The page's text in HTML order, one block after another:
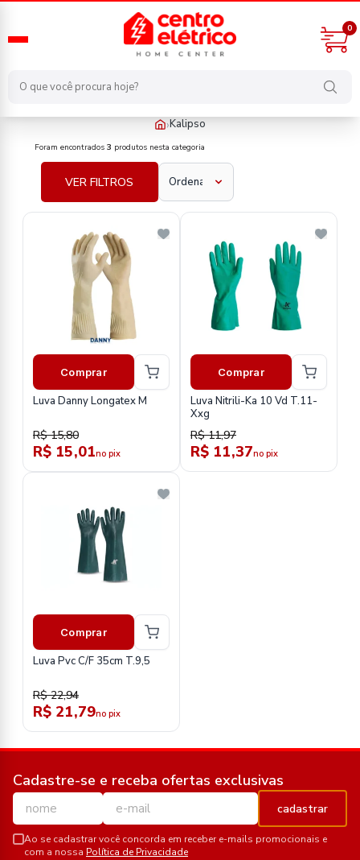
0
›Kalipso
fabricante/kalipso
Foram encontrados 3 produtos nesta categoria
VER FILTROS
Comprar
Luva Danny Longatex M
R$ 15,80
R$ 15,01no pix
Comprar
Luva Nitrili-Ka 10 Vd T.11-
Xxg
R$ 11,97
R$ 11,37no pix
Comprar
Luva Pvc C/F 35cm T.9,5
R$ 22,94
R$ 21,79no pix
Cadastre-se e receba ofertas exclusivas
cadastrar
Ao se cadastrar você concorda em receber e-mails promocionais e
com a nossa Política de Privacidade